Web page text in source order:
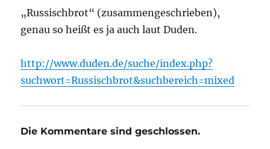
„Russischbrot“ (zusammengeschrieben),
genau so heißt es ja auch laut Duden.
http://www.duden.de/suche/index.php?
suchwort=Russischbrot&suchbereich=mixed
Die Kommentare sind geschlossen.